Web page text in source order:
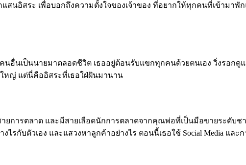
กแสนอิสระ เพื่อบอกถึงความตั้งใจของเจ้าของ ที่อยากให้ทุกคนที่เข้ามา
คนอื่นเป็นนายมาตลอดชีวิต เธออยู่ต้อนรับแขกทุกคนด้วยตนเอง วิ่งรอ
หญ่ แต่นี่คืออิสระที่เธอใฝ่ฝันมานาน
ยการตลาด และมีสายเลือดนักการตลาดจากคุณพ่อที่เป็นมือขายระดับ
รกับตัวเอง และแสวงหาลูกค้าอย่างไร ตอนนี้เธอใช้ Social Media แล